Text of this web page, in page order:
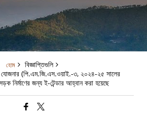
হোম
বিজ্ঞাপ্তিগুলি
যোজনার (পি.এম.জি.এস.ওয়াই.-৩, ২০২৪-২৫ সালের
নির্মাণের জন্য ই-টেন্ডার আহ্বান করা হয়েছে